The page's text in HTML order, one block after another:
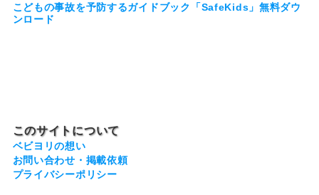
こどもの事故を予防するガイドブック「SafeKids」無料ダウ
ンロード
このサイトについて
ベビヨリの想い
お問い合わせ・掲載依頼
プライバシーポリシー